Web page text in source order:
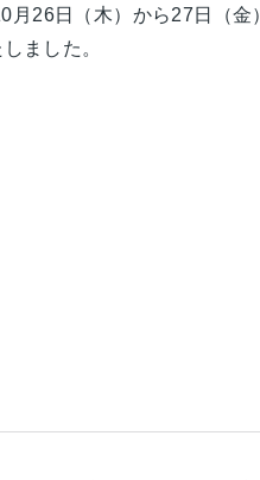
月26日（木）から27日（
ました。